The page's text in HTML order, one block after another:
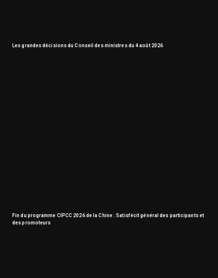
Les grandes décisions du Conseil des ministres du 4 août 2026
Fin du programme CIPCC 2026 de la Chine : Satisfécit général des participants et
des promoteurs